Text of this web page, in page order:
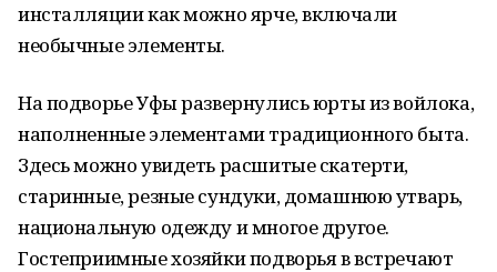
инсталляции как можно ярче, включали
необычные элементы.
На подворье Уфы развернулись юрты из войлока,
наполненные элементами традиционного быта.
Здесь можно увидеть расшитые скатерти,
старинные, резные сундуки, домашнюю утварь,
национальную одежду и многое другое.
Гостеприимные хозяйки подворья в встречают